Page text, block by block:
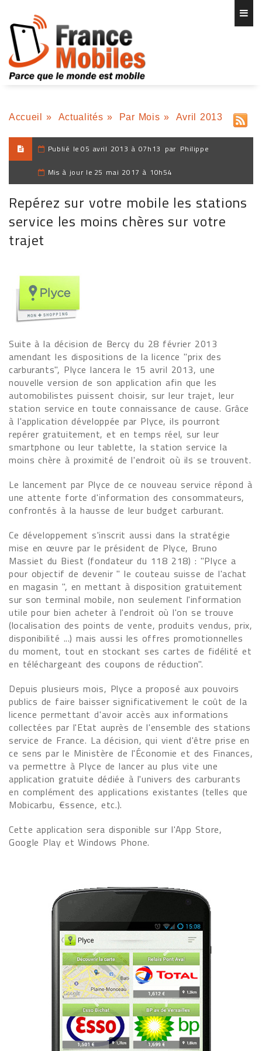
Accueil » Actualités » Par Mois » Avril 2013
Publié le 05 avril 2013 à 07h13 par Philippe
Mis à jour le 25 mai 2017 à 10h54
Repérez sur votre mobile les stations
service les moins chères sur votre
trajet
Suite à la décision de Bercy du 28 février 2013
amendant les dispositions de la licence "prix des
carburants", Plyce lancera le 15 avril 2013, une
nouvelle version de son application afin que les
automobilistes puissent choisir, sur leur trajet, leur
station service en toute connaissance de cause. Grâce
à l'application développée par Plyce, ils pourront
repérer gratuitement, et en temps réel, sur leur
smartphone ou leur tablette, la station service la
moins chère à proximité de l'endroit où ils se trouvent.
Le lancement par Plyce de ce nouveau service répond à
une attente forte d'information des consommateurs,
confrontés à la hausse de leur budget carburant.
Ce développement s'inscrit aussi dans la stratégie
mise en œuvre par le président de Plyce, Bruno
Massiet du Biest (fondateur du 118 218) : "Plyce a
pour objectif de devenir " le couteau suisse de l'achat
en magasin ", en mettant à disposition gratuitement
sur son terminal mobile, non seulement l'information
utile pour bien acheter à l'endroit où l'on se trouve
(localisation des points de vente, produits vendus, prix,
disponibilité ...) mais aussi les offres promotionnelles
du moment, tout en stockant ses cartes de fidélité et
en téléchargeant des coupons de réduction".
Depuis plusieurs mois, Plyce a proposé aux pouvoirs
publics de faire baisser significativement le coût de la
licence permettant d'avoir accès aux informations
collectées par l'Etat auprès de l'ensemble des stations
service de France. La décision, qui vient d'être prise en
ce sens par le Ministère de l'Économie et des Finances,
va permettre à Plyce de lancer au plus vite une
application gratuite dédiée à l'univers des carburants
en complément des applications existantes (telles que
Mobicarbu, €ssence, etc.).
Cette application sera disponible sur l'App Store,
Google Play et Windows Phone.